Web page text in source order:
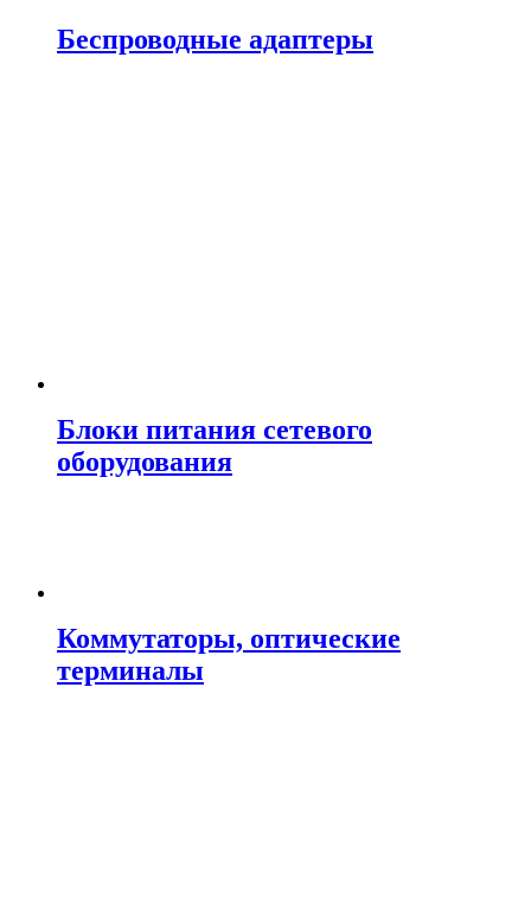
Беспроводные адаптеры
Блоки питания сетевого
оборудования
Коммутаторы, оптические
терминалы